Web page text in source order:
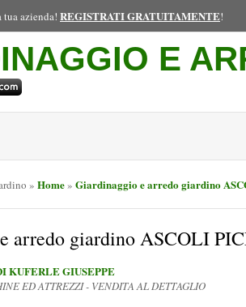
azienda! REGISTRATI GRATUITAMENTE!
E
» Home» Giardinaggio e arredo giardino
arredo giardino ASCOLI
KUFERLE GIUSEPPE
ED ATTREZZI - VENDITA AL DETTAGLIO